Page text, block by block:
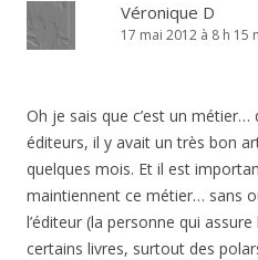
Véronique D
17 mai 2012 à 8 h 15
Oh je sais que c’est un métier…
éditeurs, il y avait un très bon
quelques mois. Et il est
maintiennent ce métier… sans
l’éditeur (la personne qui
certains livres, surtout des